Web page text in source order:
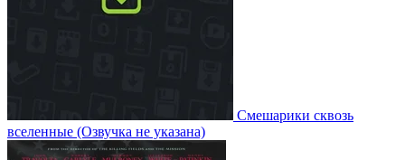
Смешарики сквозь
вселенные (Озвучка не указана)